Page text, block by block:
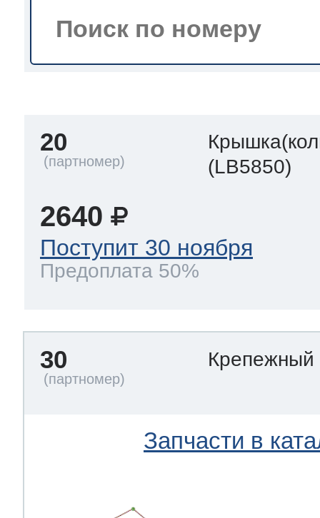
по уходу
холод.камер
20
(LB5850)
2640
Поступит 30 ноября
Предоплата 50%
30
Запчасти в